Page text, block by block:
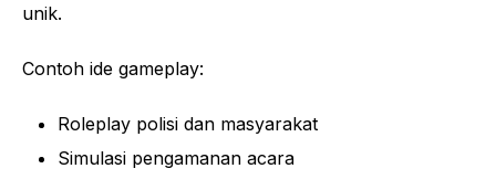
unik.
Contoh ide gameplay:
Roleplay polisi dan masyarakat
Simulasi pengamanan acara